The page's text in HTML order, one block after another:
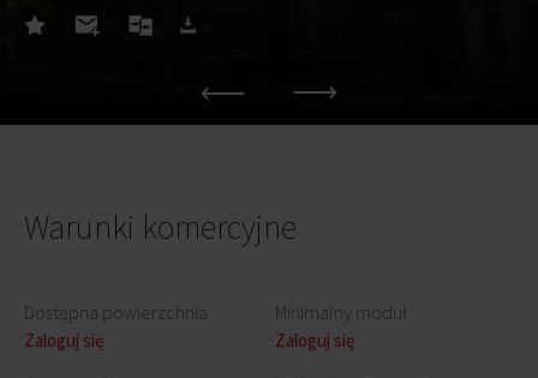
Warunki komercyjne
Dostępna powierzchnia
Zaloguj się
Minimalny moduł
Zaloguj się